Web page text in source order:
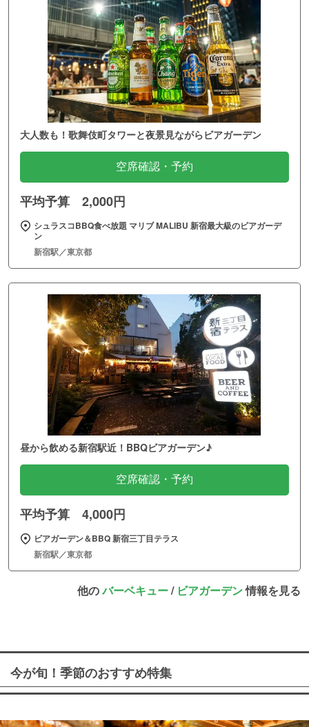
大人数も！歌舞伎町タワーと夜景見ながらビアガーデン
空席確認・予約
平均予算 2,000円
シュラスコBBQ食べ放題 マリブ MALIBU 新宿最大級のビアガーデ
ン
新宿駅／東京都
昼から飲める新宿駅近！BBQビアガーデン♪
空席確認・予約
平均予算 4,000円
ビアガーデン＆BBQ 新宿三丁目テラス
新宿駅／東京都
他のバーベキュー/ ビアガーデン情報を見る
今が旬！季節のおすすめ特集